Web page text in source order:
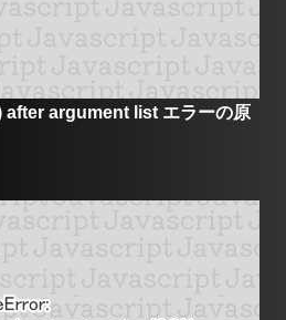
argument list エラーの原